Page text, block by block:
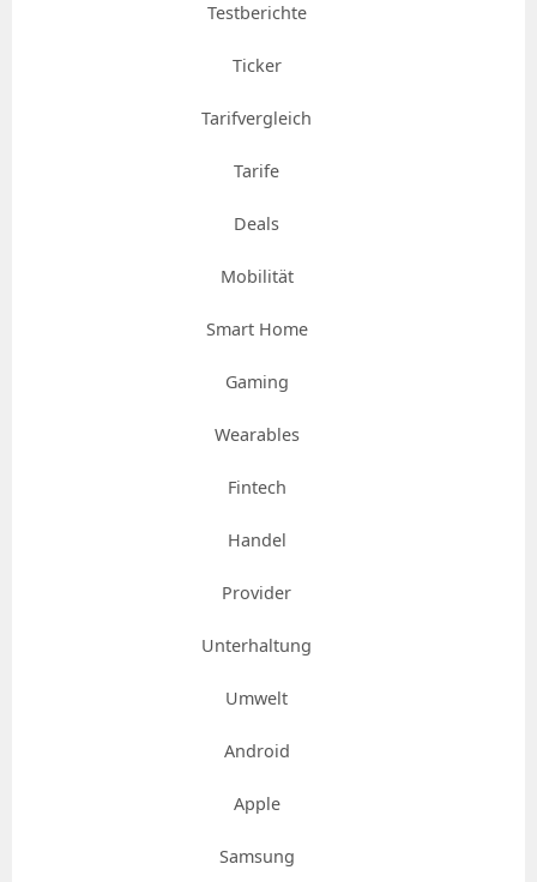
Testberichte
Ticker
Tarifvergleich
Tarife
Deals
Mobilität
Smart Home
Gaming
Wearables
Fintech
Handel
Provider
Unterhaltung
Umwelt
Android
Apple
Samsung